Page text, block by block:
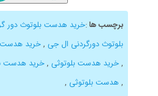
برچسب ها:خرید هدست بلوتوث دور
بلوتوث دورگردنی ال جی ,خرید هدست
,خرید هدست بلوتوثی ,خرید هدست
, هدست بلوتوثی ,